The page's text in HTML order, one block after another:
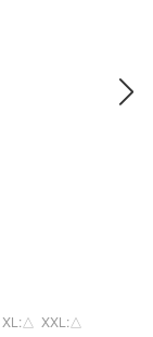
XL:△ XXL:△